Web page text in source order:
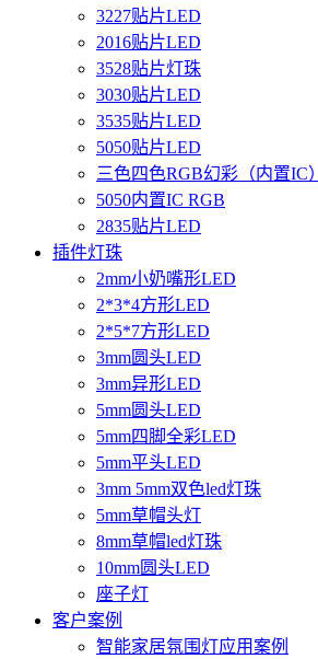
3227贴片LED
2016贴片LED
3528贴片灯珠
3030贴片LED
3535贴片LED
5050贴片LED
三色四色RGB幻彩（内置IC）
5050内置IC RGB
2835贴片LED
插件灯珠
2mm小奶嘴形LED
2*3*4方形LED
2*5*7方形LED
3mm圆头LED
3mm异形LED
5mm圆头LED
5mm四脚全彩LED
5mm平头LED
3mm 5mm双色led灯珠
5mm草帽头灯
8mm草帽led灯珠
10mm圆头LED
座子灯
客户案例
智能家居氛围灯应用案例